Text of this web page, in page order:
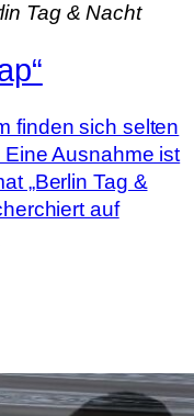
Tag & Nacht
finden sich selten
Ausnahme ist
„Berlin Tag &
auf